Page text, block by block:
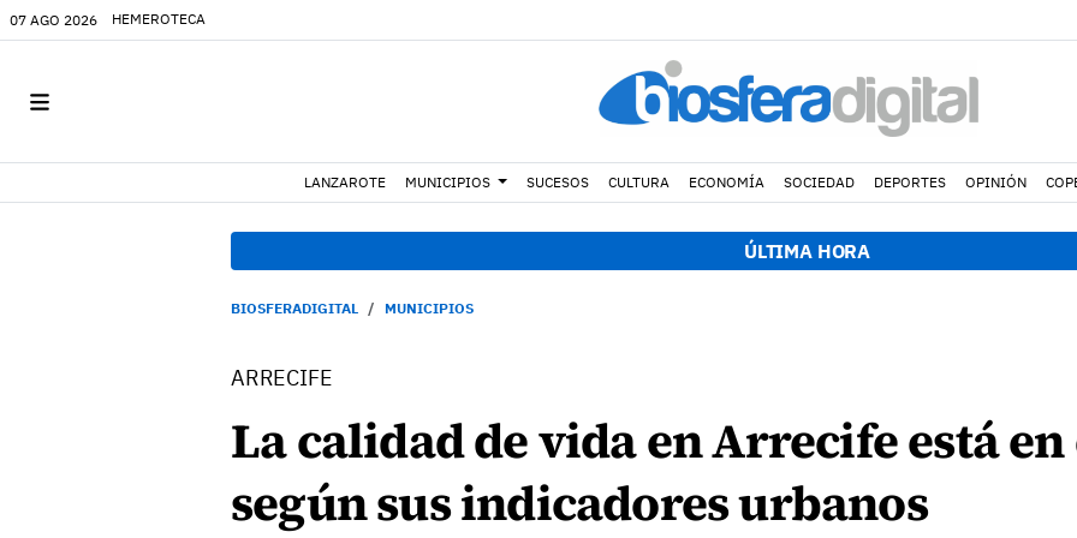
07 AGO 2026 HEMEROTECA
LANZAROTE MUNICIPIOS SUCESOS CULTURA ECONOMÍA SOCIEDAD DEPORTES OPINIÓN
ÚLTIMA HORA
BIOSFERADIGITAL MUNICIPIOS
ARRECIFE
La calidad de vida en Arrecife está
según sus indicadores urbanos